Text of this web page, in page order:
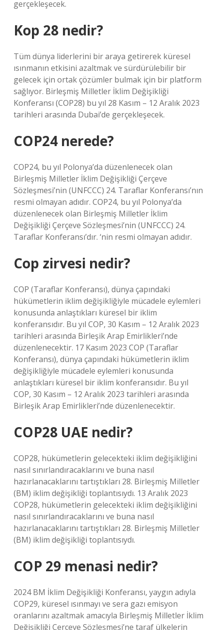
gerçekleşecek.
Kop 28 nedir?
Tüm dünya liderlerini bir araya getirerek küresel
ısınmanın etkisini azaltmak ve sürdürülebilir bir
gelecek için ortak çözümler bulmak için bir platform
sağlıyor. Birleşmiş Milletler İklim Değişikliği
Konferansı (COP28) bu yıl 28 Kasım – 12 Aralık 2023
tarihleri ​​arasında Dubai’de gerçekleşecek.
COP24 nerede?
COP24, bu yıl Polonya’da düzenlenecek olan
Birleşmiş Milletler İklim Değişikliği Çerçeve
Sözleşmesi’nin (UNFCCC) 24. Taraflar Konferansı’nın
resmi olmayan adıdır. COP24, bu yıl Polonya’da
düzenlenecek olan Birleşmiş Milletler İklim
Değişikliği Çerçeve Sözleşmesi’nin (UNFCCC) 24.
Taraflar Konferansı’dır. ‘nin resmi olmayan adıdır.
Cop zirvesi nedir?
COP (Taraflar Konferansı), dünya çapındaki
hükümetlerin iklim değişikliğiyle mücadele eylemleri
konusunda anlaştıkları küresel bir iklim
konferansıdır. Bu yıl COP, 30 Kasım – 12 Aralık 2023
tarihleri ​​arasında Birleşik Arap Emirlikleri’nde
düzenlenecektir. 17 Kasım 2023 COP (Taraflar
Konferansı), dünya çapındaki hükümetlerin iklim
değişikliğiyle mücadele eylemleri konusunda
anlaştıkları küresel bir iklim konferansıdır. Bu yıl
COP, 30 Kasım – 12 Aralık 2023 tarihleri ​​arasında
Birleşik Arap Emirlikleri’nde düzenlenecektir.
COP28 UAE nedir?
COP28, hükümetlerin gelecekteki iklim değişikliğini
nasıl sınırlandıracaklarını ve buna nasıl
hazırlanacaklarını tartıştıkları 28. Birleşmiş Milletler
(BM) iklim değişikliği toplantısıydı. 13 Aralık 2023
COP28, hükümetlerin gelecekteki iklim değişikliğini
nasıl sınırlandıracaklarını ve buna nasıl
hazırlanacaklarını tartıştıkları 28. Birleşmiş Milletler
(BM) iklim değişikliği toplantısıydı.
COP 29 menasi nedir?
2024 BM İklim Değişikliği Konferansı, yaygın adıyla
COP29, küresel ısınmayı ve sera gazı emisyon
oranlarını azaltmak amacıyla Birleşmiş Milletler İklim
Değişikliği Çerçeve Sözleşmesi’ne taraf ülkelerin